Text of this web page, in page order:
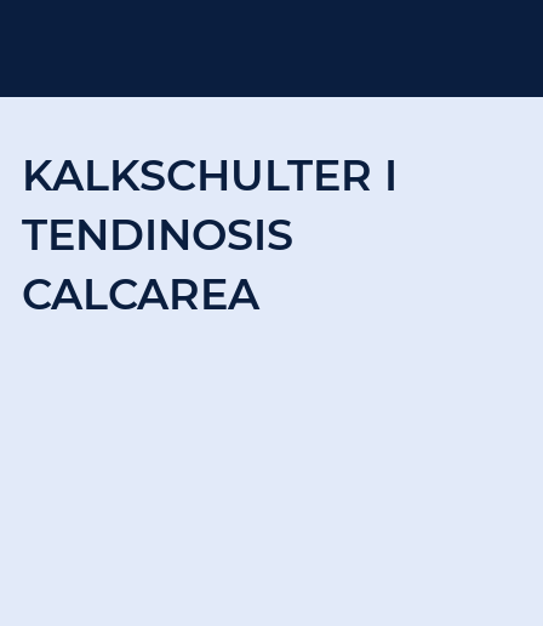
KALKSCHULTER I
TENDINOSIS
CALCAREA